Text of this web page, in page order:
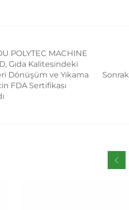
POLYTEC MACHINE
Gıda Kalitesindeki
Dönüşüm ve Yıkama
FDA Sertifikası